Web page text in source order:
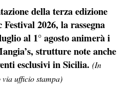
della terza edizione
2026, la rassegna
al 1° agosto animerà i
strutture note anche
esclusivi in Sicilia. (In
ufficio stampa)